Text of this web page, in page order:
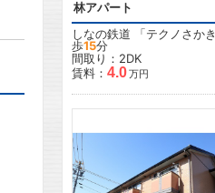
林アパート
しなの鉄道 「テクノさかき
歩15分
間取り：2DK
賃料： 4.0万円